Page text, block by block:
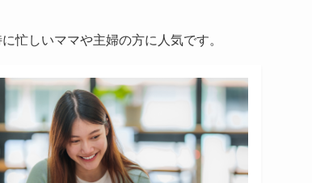
忙しいママや主婦の方に人気です。